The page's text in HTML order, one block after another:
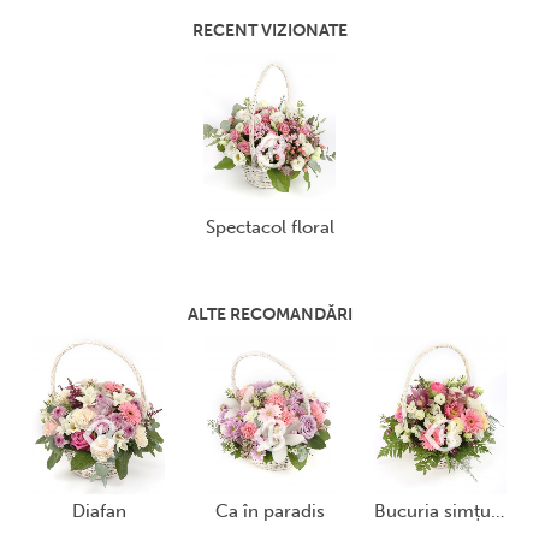
RECENT VIZIONATE
spectacol floral
ALTE RECOMANDĂRI
diafan ca în paradis bucuria simțurilor